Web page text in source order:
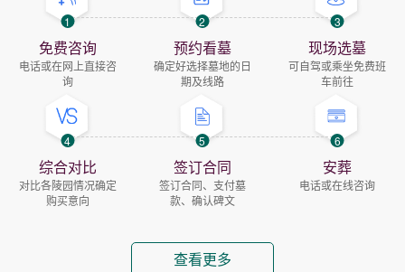
1
免费咨询
电话或在网上直接咨
询
2
预约看墓
确定好选择墓地的日
期及线路
3
现场选墓
可自驾或乘坐免费班
车前往
4
综合对比
对比各陵园情况确定
购买意向
5
签订合同
签订合同、支付墓
款、确认碑文
6
安葬
电话或在线咨询
查看更多